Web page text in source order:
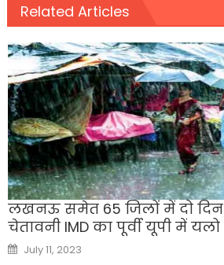
Related Articles
लखनऊ समेत 65 जिलों में दो दिन
चेतावनी IMD का पूर्वी यूपी में
Posted
on
July 11, 2023